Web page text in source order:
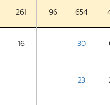
261 96 654
16 30
23